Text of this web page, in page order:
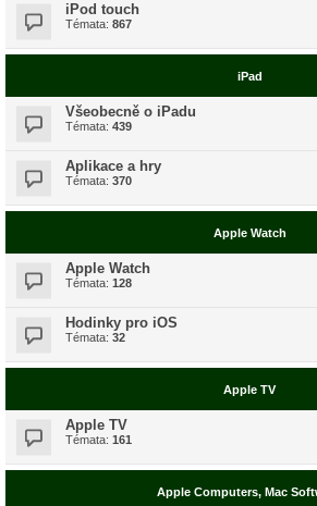
iPod touch
Témata: 867
iPad
Všeobecně o iPadu
Témata: 439
Aplikace a hry
Témata: 370
Apple Watch
Apple Watch
Témata: 128
Hodinky pro iOS
Témata: 32
Apple TV
Apple TV
Témata: 161
Apple Computers, Mac